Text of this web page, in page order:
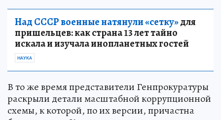
Над СССР военные натянули «сетку»для
пришельцев: как страна 13 лет тайно
искала и изучала инопланетных гостей
НАУКА
В то же время представители Генпрокуратуры
раскрыли детали масштабной коррупционной
схемы, к которой, по их версии, причастна